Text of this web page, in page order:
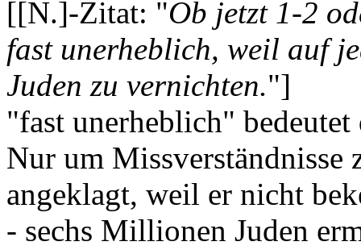
[[N.]-Zitat: "Ob jetzt 1-2
fast unerheblich, weil auf
Juden zu vernichten."]
"fast unerheblich"
Nur um
angeklagt, weil er nicht
- sechs Millionen Juden